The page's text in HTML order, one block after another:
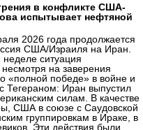
в конфликте США-
испытывает нефтяной
2026 года продолжается
США/Израиля на Иран.
ситуация
на заверения
«полной победе» в войне и
Тегераном: Иран выпустил
силам. В качестве
США в союзе с Саудовской
группировкам в Ираке, в
Эти действия были